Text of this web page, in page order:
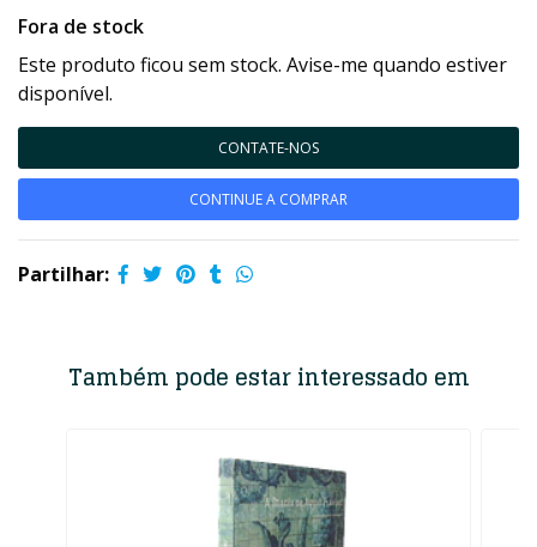
Fora de stock
Este produto ficou sem stock. Avise-me quando estiver
disponível.
CONTATE-NOS
CONTINUE A COMPRAR
Partilhar:
Também pode estar interessado em